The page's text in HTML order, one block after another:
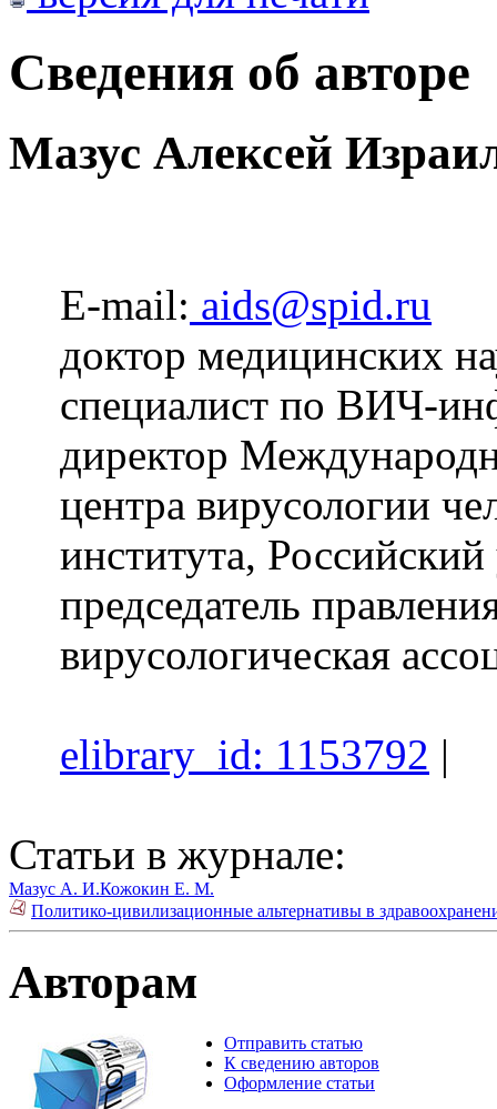
Сведения об авторе
Мазус Алексей
E-mail: aids@spid.ru
доктор медицинских
специалист по ВИЧ-
директор
центра вирусологии
института,
председатель
вирусологическая
elibrary_id: 1153792 |
Статьи в журнале:
Мазус А. И.Кожокин Е. М.
Политико-цивилизационные альтернативы в
Авторам
Отправить статью
К сведению авторов
Оформление статьи